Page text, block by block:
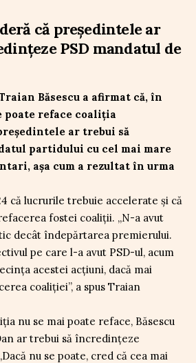
că președintele ar
PSD mandatul de
Băsescu a afirmat că, în
poate reface coaliția
ar trebui să
partidului cu cel mai mare
așa cum a rezultat în urma
că lucrurile trebuie accelerate și că
fostei coaliții. „N-a avut
decât îndepărtarea premierului.
pe care l-a avut PSD-ul, acum
acestei acțiuni, dacă mai
coaliției”, a spus Traian
nu se mai poate reface, Băsescu
ar trebui să încredințeze
nu se poate, cred că cea mai